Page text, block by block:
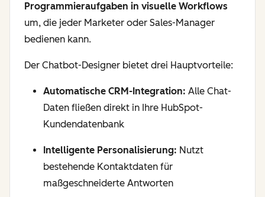
Programmieraufgaben in visuelle Workflows
um, die jeder Marketer oder Sales-Manager
bedienen kann.
Der Chatbot-Designer bietet drei Hauptvorteile:
Automatische CRM-Integration: Alle Chat-
Daten fließen direkt in Ihre HubSpot-
Kundendatenbank
Intelligente Personalisierung: Nutzt
bestehende Kontaktdaten für
maßgeschneiderte Antworten